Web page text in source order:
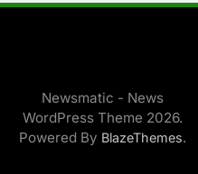
Newsmatic - News
WordPress Theme 2026.
Powered By BlazeThemes.